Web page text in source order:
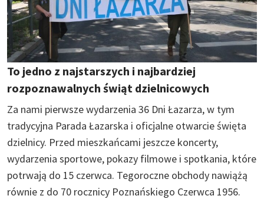
To jedno z najstarszych i najbardziej
rozpoznawalnych świąt dzielnicowych
Za nami pierwsze wydarzenia 36 Dni Łazarza, w tym
tradycyjna Parada Łazarska i oficjalne otwarcie święta
dzielnicy. Przed mieszkańcami jeszcze koncerty,
wydarzenia sportowe, pokazy filmowe i spotkania, które
potrwają do 15 czerwca. Tegoroczne obchody nawiążą
równie z do 70 rocznicy Poznańskiego Czerwca 1956.